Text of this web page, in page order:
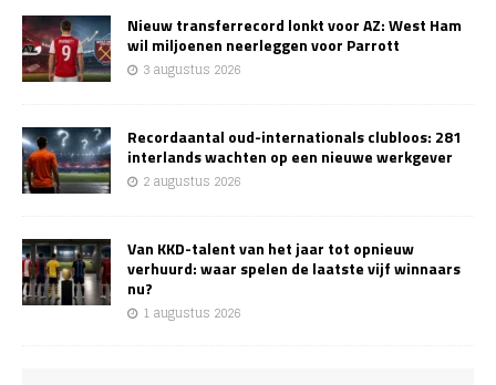
Nieuw transferrecord lonkt voor AZ: West Ham
wil miljoenen neerleggen voor Parrott
3 augustus 2026
Recordaantal oud-internationals clubloos: 281
interlands wachten op een nieuwe werkgever
2 augustus 2026
Van KKD-talent van het jaar tot opnieuw
verhuurd: waar spelen de laatste vijf winnaars
nu?
1 augustus 2026